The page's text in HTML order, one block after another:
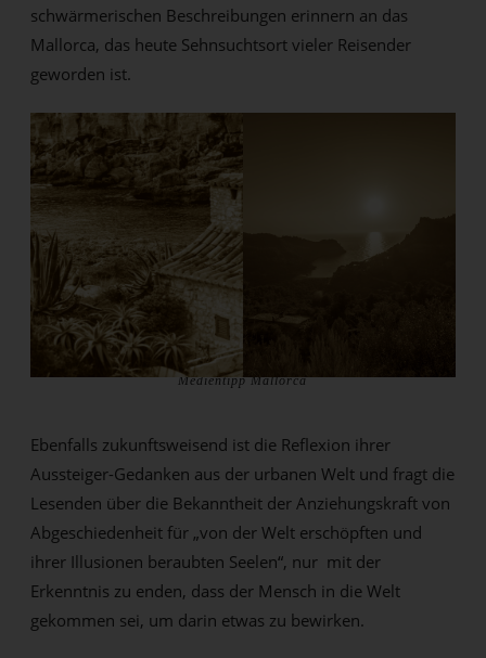
schwärmerischen Beschreibungen erinnern an das
Mallorca, das heute Sehnsuchtsort vieler Reisender
geworden ist.
Medientipp Mallorca
Ebenfalls zukunftsweisend ist die Reflexion ihrer
Aussteiger-Gedanken aus der urbanen Welt und fragt die
Lesenden über die Bekanntheit der Anziehungskraft von
Abgeschiedenheit für „von der Welt erschöpften und
ihrer Illusionen beraubten Seelen“, nur mit der
Erkenntnis zu enden, dass der Mensch in die Welt
gekommen sei, um darin etwas zu bewirken.